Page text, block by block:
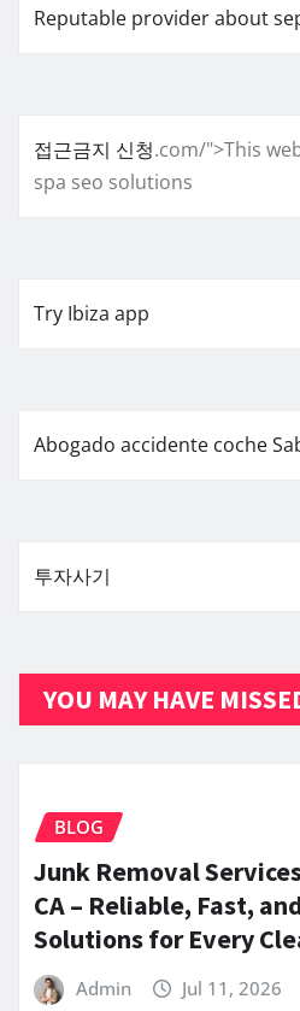
Reputable provider about
접근금지 신청.com/">This
spa seo solutions
Try Ibiza app
Abogado accidente coche
투자사기
YOU MAY HAVE
BLOG
Junk Removal
CA – Reliable, Fast,
Solutions for Every
Admin Jul 11, 2026